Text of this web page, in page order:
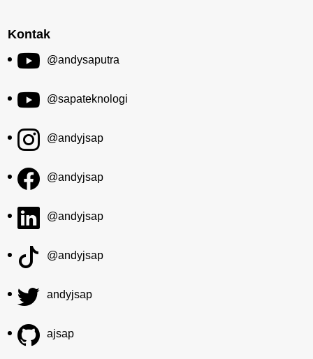
Kontak
@andysaputra
@sapateknologi
@andyjsap
@andyjsap
@andyjsap
@andyjsap
andyjsap
ajsap